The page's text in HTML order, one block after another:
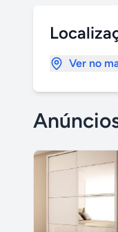
Ver no